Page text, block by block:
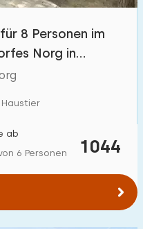
20
8 Personen im
Norg in
Haustier
1044
ab
6 Personen